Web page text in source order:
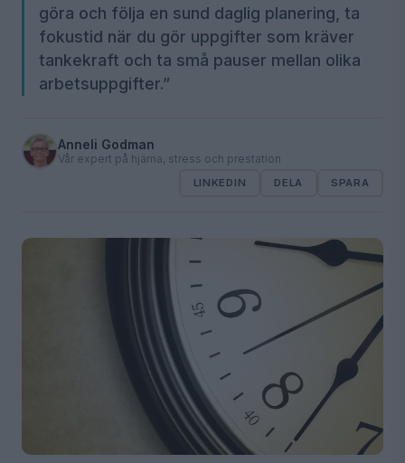
göra och följa en sund daglig planering, ta
fokustid när du gör uppgifter som kräver
tankekraft och ta små pauser mellan olika
arbetsuppgifter.”
Anneli Godman
Vår expert på hjärna, stress och prestation
LINKEDIN DELA SPARA